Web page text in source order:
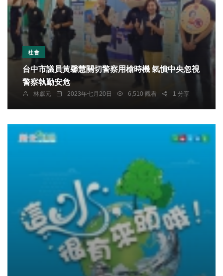
社會
台中市議員黃馨慧關切警察用槍時機 氣憤中央忽視
警察執勤安危
林獻元 2023年七月20日 6,510 觀看 1 分享